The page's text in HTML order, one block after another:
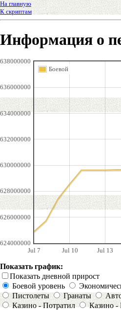
На главную
К скриптам
Информация о
Jul 7 Jul 10 Jul 13
624000000
626000000
628000000
630000000
632000000
634000000
636000000
638000000
Боевой
Показать график:
Показать дневной прирост
Боевой уровень
Пистолеты
Гранаты
Казино - Потратил
Казино -